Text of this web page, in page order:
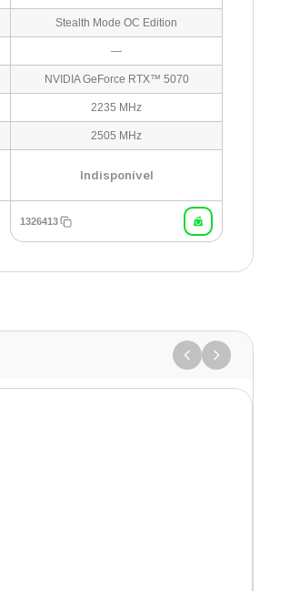
VCG507012TFXPB1-O
Stealth Mode OC Edition
—
NVIDIA GeForce RTX™ 5070
2235 MHz
2505 MHz
Indisponível
1326413